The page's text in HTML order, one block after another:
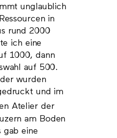
unglaublich
in
rund 2000
ich eine
1000, dann
auf 500.
wurden
und im
Atelier der
am Boden
gab eine